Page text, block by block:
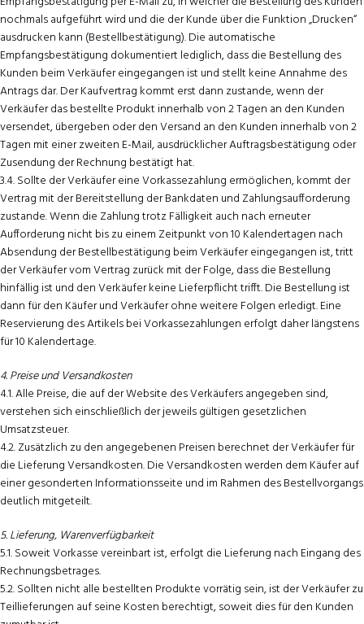
nochmals aufgeführt wird und die der Kunde über die Funktion „Drucken“
ausdrucken kann (Bestellbestätigung). Die automatische
Empfangsbestätigung dokumentiert lediglich, dass die Bestellung des
Kunden beim Verkäufer eingegangen ist und stellt keine Annahme des
Antrags dar. Der Kaufvertrag kommt erst dann zustande, wenn der
Verkäufer das bestellte Produkt innerhalb von 2 Tagen an den Kunden
versendet, übergeben oder den Versand an den Kunden innerhalb von 2
Tagen mit einer zweiten E-Mail, ausdrücklicher Auftragsbestätigung oder
Zusendung der Rechnung bestätigt hat.
3.4. Sollte der Verkäufer eine Vorkassezahlung ermöglichen, kommt der
Vertrag mit der Bereitstellung der Bankdaten und Zahlungsaufforderung
zustande. Wenn die Zahlung trotz Fälligkeit auch nach erneuter
Aufforderung nicht bis zu einem Zeitpunkt von 10 Kalendertagen nach
Absendung der Bestellbestätigung beim Verkäufer eingegangen ist, tritt
der Verkäufer vom Vertrag zurück mit der Folge, dass die Bestellung
hinfällig ist und den Verkäufer keine Lieferpflicht trifft. Die Bestellung ist
dann für den Käufer und Verkäufer ohne weitere Folgen erledigt. Eine
Reservierung des Artikels bei Vorkassezahlungen erfolgt daher längstens
für 10 Kalendertage.
4. Preise und Versandkosten
4.1. Alle Preise, die auf der Website des Verkäufers angegeben sind,
verstehen sich einschließlich der jeweils gültigen gesetzlichen
Umsatzsteuer.
4.2. Zusätzlich zu den angegebenen Preisen berechnet der Verkäufer für
die Lieferung Versandkosten. Die Versandkosten werden dem Käufer auf
einer gesonderten Informationsseite und im Rahmen des Bestellvorgangs
deutlich mitgeteilt.
5. Lieferung, Warenverfügbarkeit
5.1. Soweit Vorkasse vereinbart ist, erfolgt die Lieferung nach Eingang des
Rechnungsbetrages.
5.2. Sollten nicht alle bestellten Produkte vorrätig sein, ist der Verkäufer zu
Teillieferungen auf seine Kosten berechtigt, soweit dies für den Kunden